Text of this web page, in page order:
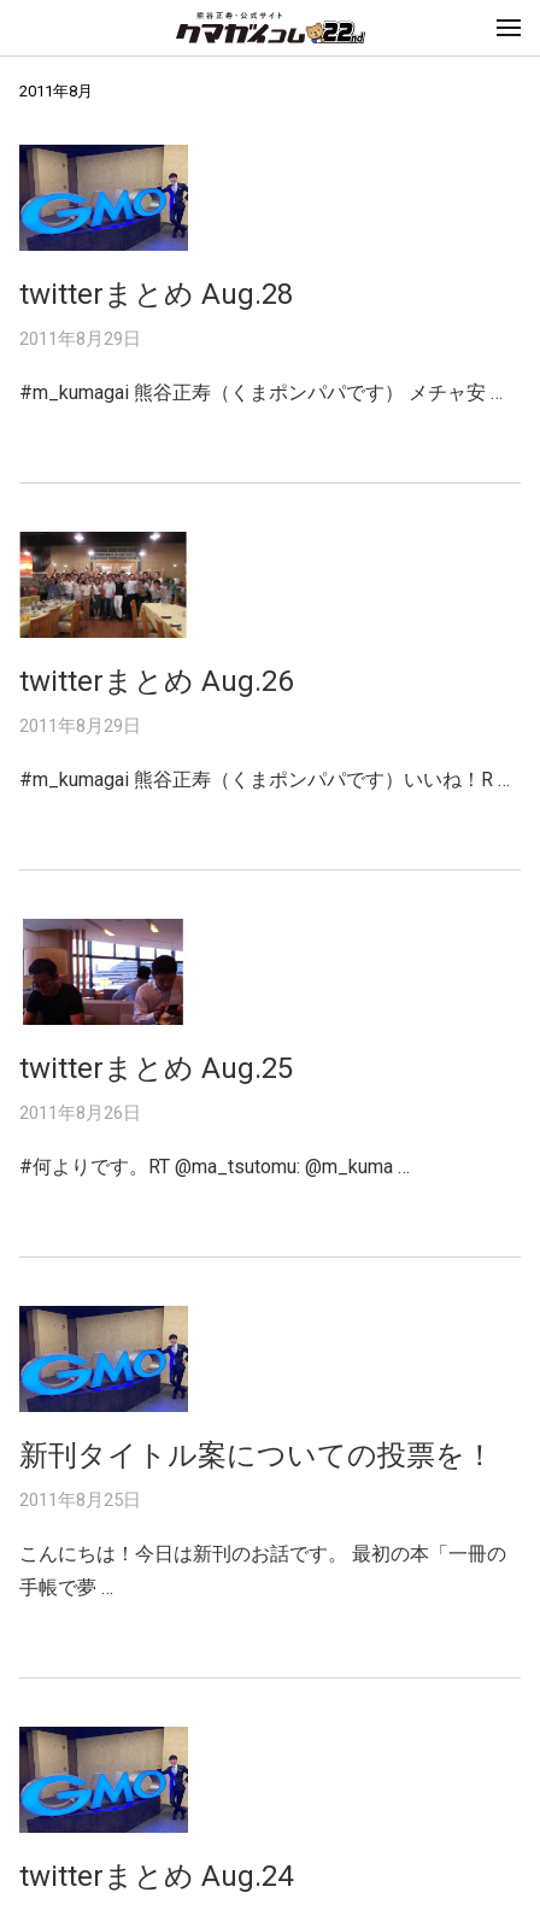
2011年8月
twitterまとめ Aug.28
2011年8月29日
#m_kumagai 熊谷正寿（くまポンパパです） メチャ安 …
twitterまとめ Aug.26
2011年8月29日
#m_kumagai 熊谷正寿（くまポンパパです）いいね！R …
twitterまとめ Aug.25
2011年8月26日
#何よりです。RT @ma_tsutomu: @m_kuma …
新刊タイトル案についての投票を！
2011年8月25日
こんにちは！今日は新刊のお話です。 最初の本「一冊の
手帳で夢 …
twitterまとめ Aug.24